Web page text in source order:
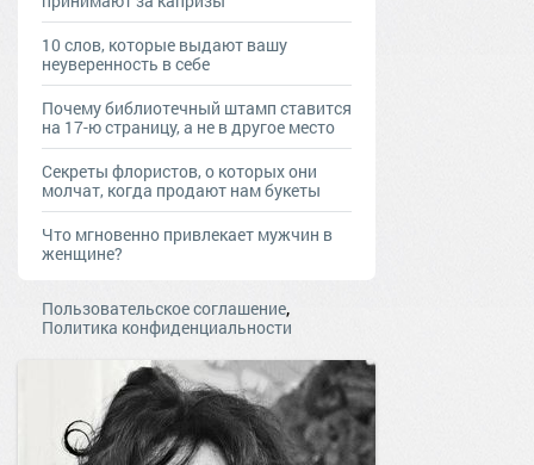
10 слов, которые выдают вашу
неуверенность в себе
Почему библиотечный штамп ставится
на 17-ю страницу, а не в другое место
Секреты флористов, о которых они
молчат, когда продают нам букеты
Что мгновенно привлекает мужчин в
женщине?
Пользовательское соглашение,
Политика конфиденциальности